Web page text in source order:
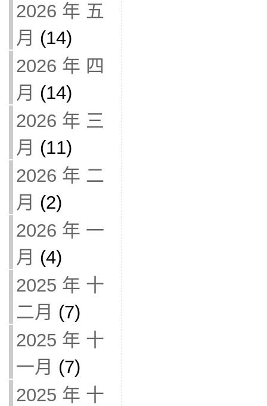
2026 年 五
月 (14)
2026 年 四
月 (14)
2026 年 三
月 (11)
2026 年 二
月 (2)
2026 年 一
月 (4)
2025 年 十
二月 (7)
2025 年 十
一月 (7)
2025 年 十